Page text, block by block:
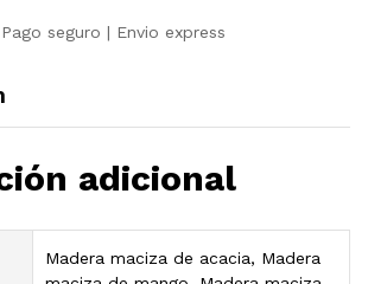
seguro | Envio express
adicional
Madera maciza de acacia, Madera